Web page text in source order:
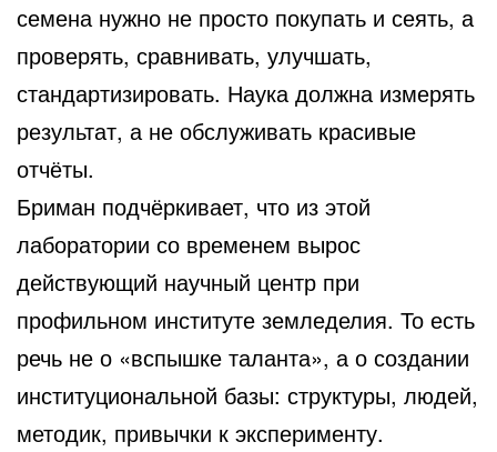
семена нужно не просто покупать и сеять, а
проверять, сравнивать, улучшать,
стандартизировать. Наука должна измерять
результат, а не обслуживать красивые
отчёты.
Бриман подчёркивает, что из этой
лаборатории со временем вырос
действующий научный центр при
профильном институте земледелия. То есть
речь не о «вспышке таланта», а о создании
институциональной базы: структуры, людей,
методик, привычки к эксперименту.